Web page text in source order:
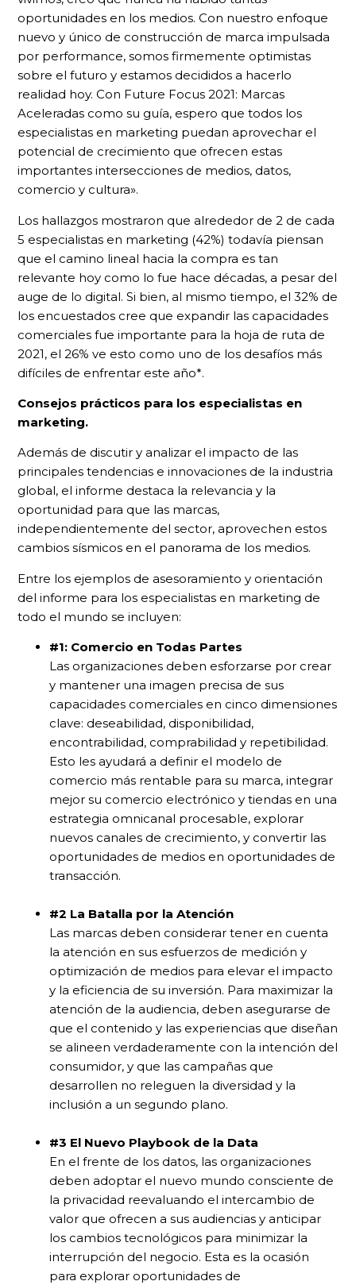
oportunidades en los medios. Con nuestro enfoque
nuevo y único de construcción de marca impulsada
por performance, somos firmemente optimistas
sobre el futuro y estamos decididos a hacerlo
realidad hoy. Con Future Focus 2021: Marcas
Aceleradas como su guía, espero que todos los
especialistas en marketing puedan aprovechar el
potencial de crecimiento que ofrecen estas
importantes intersecciones de medios, datos,
comercio y cultura».
Los hallazgos mostraron que alrededor de 2 de cada
5 especialistas en marketing (42%) todavía piensan
que el camino lineal hacia la compra es tan
relevante hoy como lo fue hace décadas, a pesar del
auge de lo digital. Si bien, al mismo tiempo, el 32% de
los encuestados cree que expandir las capacidades
comerciales fue importante para la hoja de ruta de
2021, el 26% ve esto como uno de los desafíos más
difíciles de enfrentar este año*.
Consejos prácticos para los especialistas en
marketing.
Además de discutir y analizar el impacto de las
principales tendencias e innovaciones de la industria
global, el informe destaca la relevancia y la
oportunidad para que las marcas,
independientemente del sector, aprovechen estos
cambios sísmicos en el panorama de los medios.
Entre los ejemplos de asesoramiento y orientación
del informe para los especialistas en marketing de
todo el mundo se incluyen:
#1: Comercio en Todas Partes
Las organizaciones deben esforzarse por crear
y mantener una imagen precisa de sus
capacidades comerciales en cinco dimensiones
clave: deseabilidad, disponibilidad,
encontrabilidad, comprabilidad y repetibilidad.
Esto les ayudará a definir el modelo de
comercio más rentable para su marca, integrar
mejor su comercio electrónico y tiendas en una
estrategia omnicanal procesable, explorar
nuevos canales de crecimiento, y convertir las
oportunidades de medios en oportunidades de
transacción.
#2 La Batalla por la Atención
Las marcas deben considerar tener en cuenta
la atención en sus esfuerzos de medición y
optimización de medios para elevar el impacto
y la eficiencia de su inversión. Para maximizar la
atención de la audiencia, deben asegurarse de
que el contenido y las experiencias que diseñan
se alineen verdaderamente con la intención del
consumidor, y que las campañas que
desarrollen no releguen la diversidad y la
inclusión a un segundo plano.
#3 El Nuevo Playbook de la Data
En el frente de los datos, las organizaciones
deben adoptar el nuevo mundo consciente de
la privacidad reevaluando el intercambio de
valor que ofrecen a sus audiencias y anticipar
los cambios tecnológicos para minimizar la
interrupción del negocio. Esta es la ocasión
para explorar oportunidades de